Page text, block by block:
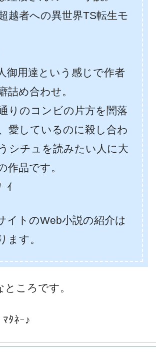
越者への異世界TS転生モ
御用達という感じで作者
詰め合わせ。
りのコンビの片方を闇落
愛しているのに殺し合わ
シチュを読みたい人に大
作品です。
ｲ
イトのWeb小説の紹介は
ます。
ころです。
ﾀﾈｰ♪